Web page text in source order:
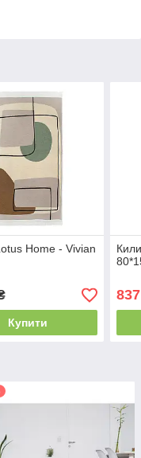
Home - Vivian
Купити
837